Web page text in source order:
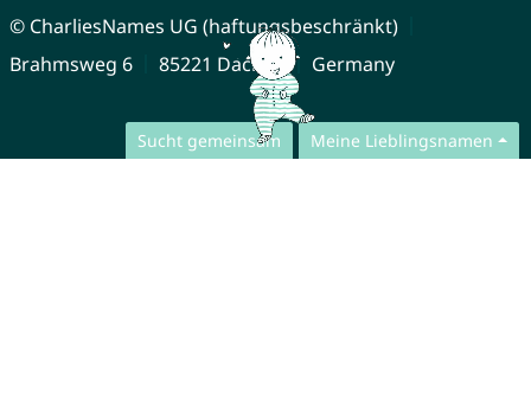
Sucht gemeinsam Meine Lieblingsnamen
© CharliesNames UG (haftungsbeschränkt)
Brahmsweg 6
85221 Dachau Germany